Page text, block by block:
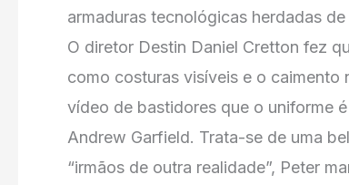
armaduras tecnológicas herdadas
O diretor Destin Daniel Cretton fez
como costuras visíveis e o
vídeo de bastidores que o uniforme
Andrew Garfield. Trata-se de uma
“irmãos de outra realidade”, Peter